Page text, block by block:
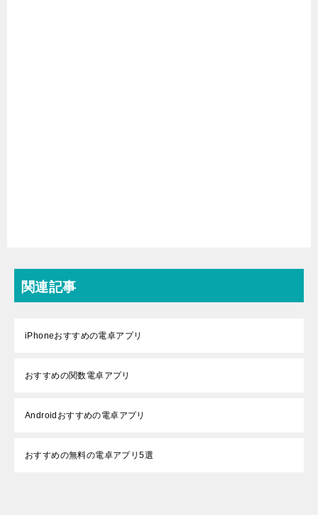
関連記事
iPhoneおすすめの電卓アプリ
おすすめの関数電卓アプリ
Androidおすすめの電卓アプリ
おすすめの無料の電卓アプリ5選